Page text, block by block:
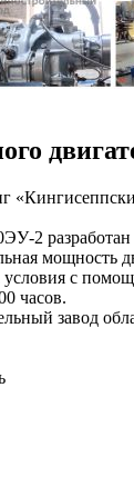
разработан
мощность
условия с
часов.
завод